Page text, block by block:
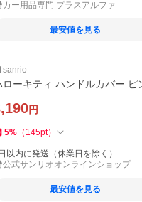
カー用品専門 プラスアルファ
最安値を見る
sanrio
ローキティ ハンドルカバー ピ
円
5% （ 145pt）
以内に発送（休業日を除く）
公式サンリオオンラインショップ
最安値を見る